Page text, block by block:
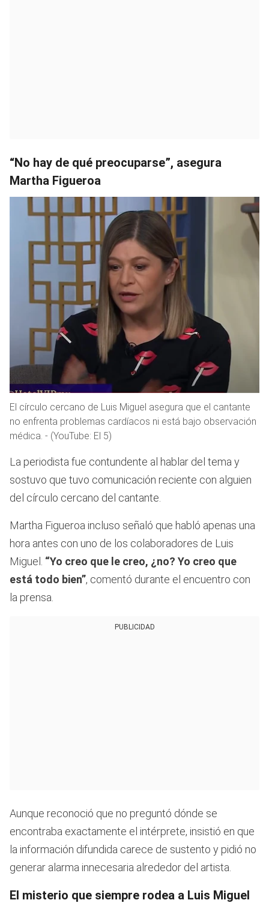
“No hay de qué preocuparse”, asegura
Martha Figueroa
El círculo cercano de Luis Miguel asegura que el cantante
no enfrenta problemas cardíacos ni está bajo observación
médica. - (YouTube: El 5)
La periodista fue contundente al hablar del tema y
sostuvo que tuvo comunicación reciente con alguien
del círculo cercano del cantante.
Martha Figueroa incluso señaló que habló apenas una
hora antes con uno de los colaboradores de Luis
Miguel. “Yo creo que le creo, ¿no? Yo creo que
está todo bien”, comentó durante el encuentro con
la prensa.
PUBLICIDAD
Aunque reconoció que no preguntó dónde se
encontraba exactamente el intérprete, insistió en que
la información difundida carece de sustento y pidió no
generar alarma innecesaria alrededor del artista.
El misterio que siempre rodea a Luis Miguel